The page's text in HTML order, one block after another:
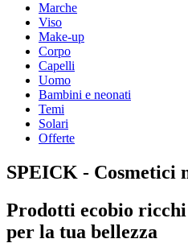
Marche
Viso
Make-up
Corpo
Capelli
Uomo
Bambini e neonati
Temi
Solari
Offerte
SPEICK - Cosmetici
Prodotti ecobio
per la tua bellezza